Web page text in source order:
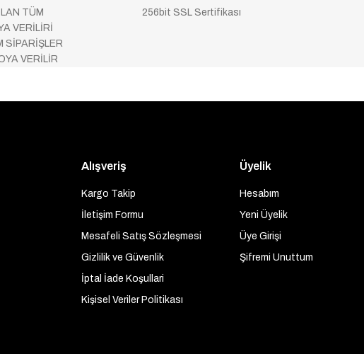
TÜM
VERİLİRİ
SİPARİŞLER
VERİLİR
256bit SSL Sertifikası
Alışveriş
Kargo Takip
İletişim Formu
Mesafeli Satış Sözleşmesi
Gizlilik ve Güvenlik
İptal İade Koşullari
Kişisel Veriler Politikası
Üyelik
Hesabım
Yeni Üyelik
Üye Girişi
Şifremi Unuttum